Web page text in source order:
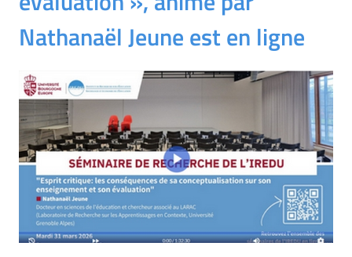
Nathanaël Jeune est en ligne